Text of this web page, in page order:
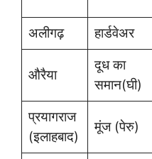
अलीगढ़ हार्डवेअर
औरैया
दूध का
समान(घी)
प्रयागराज
(इलाहबाद)
मूंज (पेरु)